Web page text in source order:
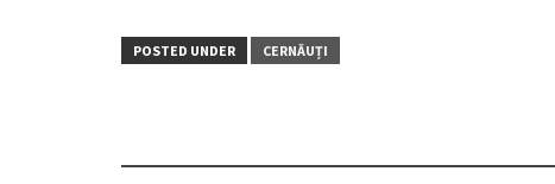
POSTED UNDER CERNĂUȚI